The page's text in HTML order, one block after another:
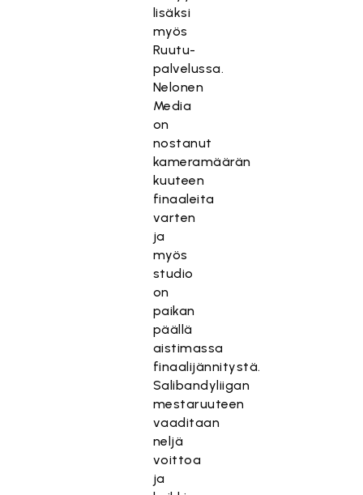
lisäksi
myös
Ruutu-
palvelussa.
Nelonen
Media
on
nostanut
kameramäärän
kuuteen
finaaleita
varten
ja
myös
studio
on
paikan
päällä
aistimassa
finaalijännitystä.
Salibandyliigan
mestaruuteen
vaaditaan
neljä
voittoa
ja